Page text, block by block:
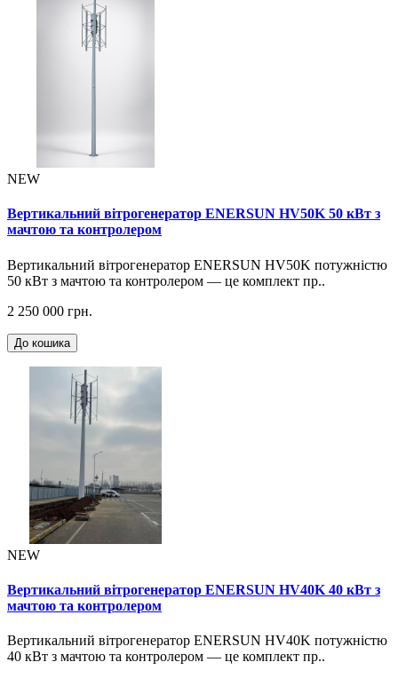
NEW
Вертикальний вітрогенератор ENERSUN HV50K 50 кВт з
мачтою та контролером
Вертикальний вітрогенератор ENERSUN HV50K потужністю
50 кВт з мачтою та контролером — це комплект пр..
2 250 000 грн.
До кошика
NEW
Вертикальний вітрогенератор ENERSUN HV40K 40 кВт з
мачтою та контролером
Вертикальний вітрогенератор ENERSUN HV40K потужністю
40 кВт з мачтою та контролером — це комплект пр..